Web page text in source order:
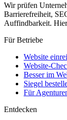
Wir prüfen
Barrierefreiheit,
Auffindbarkeit.
Für Betriebe
Website
Website-
Besser im
Siegel
Für
Entdecken